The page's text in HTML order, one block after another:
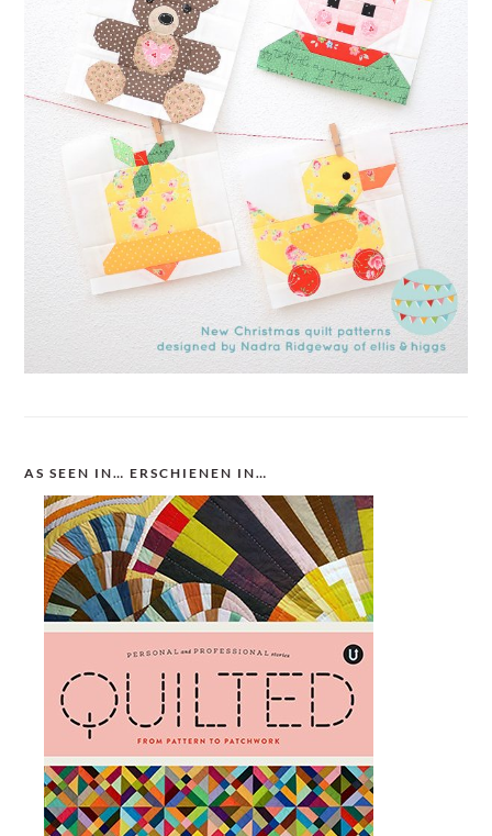
AS SEEN IN… ERSCHIENEN IN…